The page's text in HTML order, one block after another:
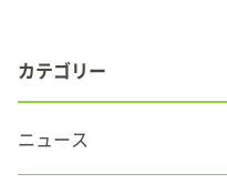
最新情報
News Letter
カテゴリー
ニュース